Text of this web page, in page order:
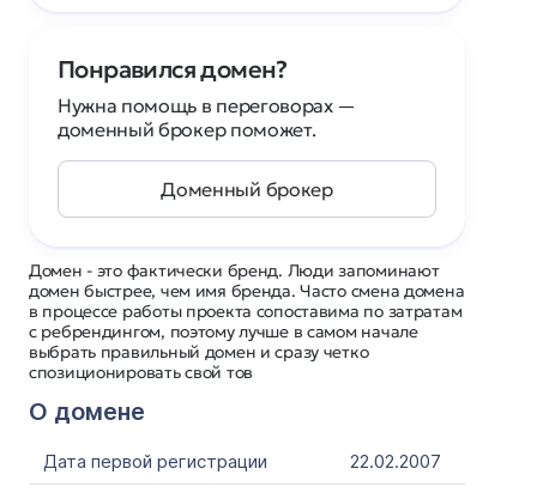
Домен - это фактически бренд. Люди запоминают
домен быстрее, чем имя бренда. Часто смена домена
в процессе работы проекта сопоставима по затратам
с ребрендингом, поэтому лучше в самом начале
выбрать правильный домен и сразу четко
спозиционировать свой тов
О домене
Дата первой регистрации
22.02.2007
Понравился домен?
Нужна помощь в переговорах —
доменный брокер поможет.
Доменный брокер